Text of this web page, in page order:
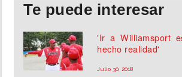
Te puede interesar
'Ir a Williamsport
hecho realidad'
Julio 30, 2018